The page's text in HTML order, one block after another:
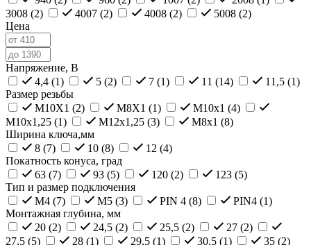
3008 (2) 4007 (2) 4008 (2) 5008 (2)
Цена
Напряжение, В
4,4 (1) 5 (2) 7 (1) 11 (14) 11,5 (1)
Размер резьбы
M10X1 (2) M8X1 (1) М10х1 (4)
М10х1,25 (1) М12х1,25 (3) М8х1 (8)
Ширина ключа,мм
8 (7) 10 (8) 12 (4)
Покатность конуса, град
63 (7) 93 (5) 120 (2) 123 (5)
Тип и размер подключения
M4 (7) M5 (3) PIN 4 (8) PIN4 (1)
Монтажная глубина, мм
20 (2) 24,5 (2) 25,5 (2) 27 (2)
27,5 (5) 28 (1) 29,5 (1) 30,5 (1) 35 (2)